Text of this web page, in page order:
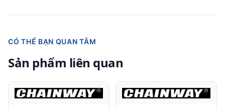
CÓ THỂ BẠN QUAN TÂM
Sản phẩm liên quan